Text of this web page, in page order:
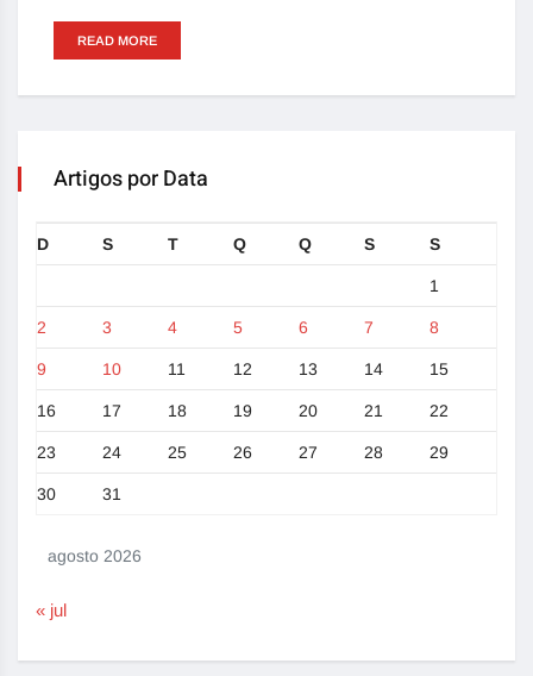
READ MORE
Artigos por Data
agosto 2026
D S T Q Q S S
1
2 3 4 5 6 7 8
9 10 11 12 13 14 15
16 17 18 19 20 21 22
23 24 25 26 27 28 29
30 31
« jul